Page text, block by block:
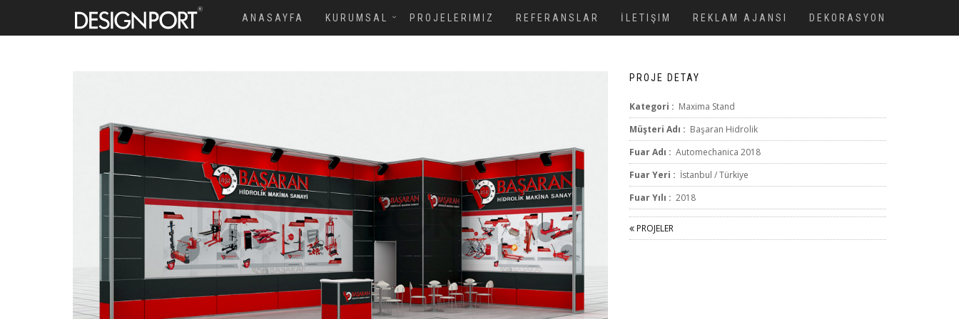
ANASAYFA KURUMSAL PROJELERIMIZ REFERANSLAR İLETIŞIM REKLAM AJANSI DEKORASYON
PROJE DETAY
Kategori : Maxima Stand
Müşteri Adı : Başaran Hidrolik
Fuar Adı : Automechanica 2018
Fuar Yeri : İstanbul / Türkiye
Fuar Yılı : 2018
PROJELER